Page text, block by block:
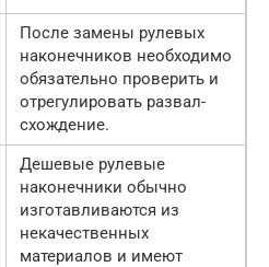
После замены рулевых
наконечников необходимо
обязательно проверить и
отрегулировать развал-
схождение.
Дешевые рулевые
наконечники обычно
изготавливаются из
некачественных
материалов и имеют